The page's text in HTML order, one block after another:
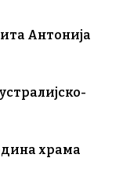
Антонија
храма